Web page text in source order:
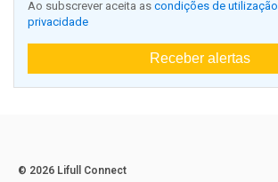
Ao subscrever aceita as condições de utilização
privacidade
Receber alertas
© 2026 Lifull Connect